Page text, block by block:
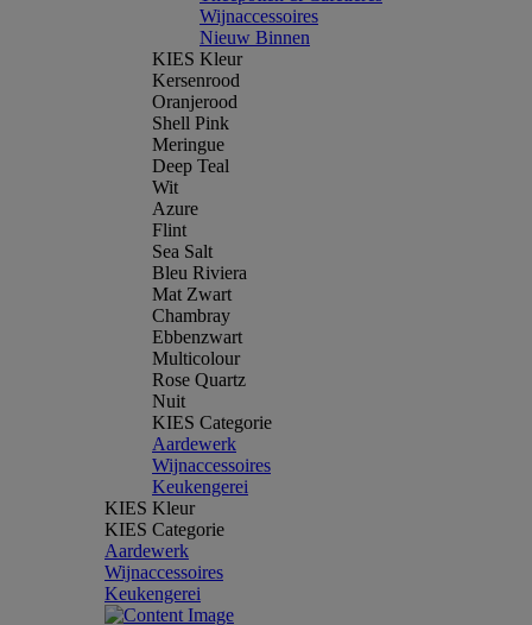
Wijnaccessoires
Nieuw Binnen
KIES Kleur
Kersenrood
Oranjerood
Shell Pink
Meringue
Deep Teal
Wit
Azure
Flint
Sea Salt
Bleu Riviera
Mat Zwart
Chambray
Ebbenzwart
Multicolour
Rose Quartz
Nuit
KIES Categorie
Aardewerk
Wijnaccessoires
Keukengerei
KIES Kleur
KIES Categorie
Aardewerk
Wijnaccessoires
Keukengerei